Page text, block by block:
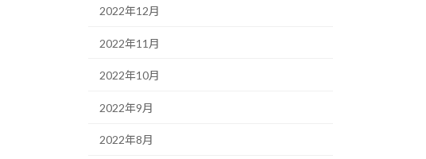
2022年12月
2022年11月
2022年10月
2022年9月
2022年8月